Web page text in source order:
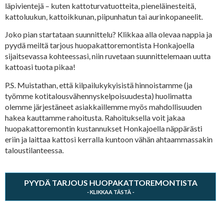
läpivientejä – kuten kattoturvatuotteita, pieneläinesteitä,
kattoluukun, kattoikkunan, piipunhatun tai aurinkopaneelit.
Joko pian startataan suunnittelu? Klikkaa alla olevaa nappia ja
pyydä meiltä tarjous huopakattoremontista Honkajoella
sijaitsevassa kohteessasi, niin ruvetaan suunnittelemaan uutta
kattoasi tuota pikaa!
P.S. Muistathan, että kilpailukykyisistä hinnoistamme (ja
työmme kotitalousvähennyskelpoisuudesta) huolimatta
olemme järjestäneet asiakkaillemme myös mahdollisuuden
hakea kauttamme rahoitusta. Rahoituksella voit jakaa
huopakattoremontin kustannukset Honkajoella näppärästi
eriin ja laittaa kattosi kerralla kuntoon vähän ahtaammassakin
taloustilanteessa.
PYYDÄ TARJOUS HUOPAKATTOREMONTISTA